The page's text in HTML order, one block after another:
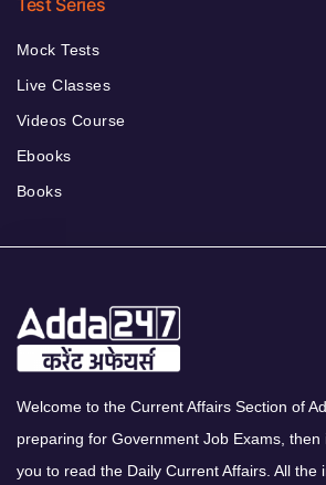
Test Series
Mock Tests
Live Classes
Videos Course
Ebooks
Books
Welcome to the Current Affairs Section of
preparing for Government Job Exams,
you to read the Daily Current Affairs. All the